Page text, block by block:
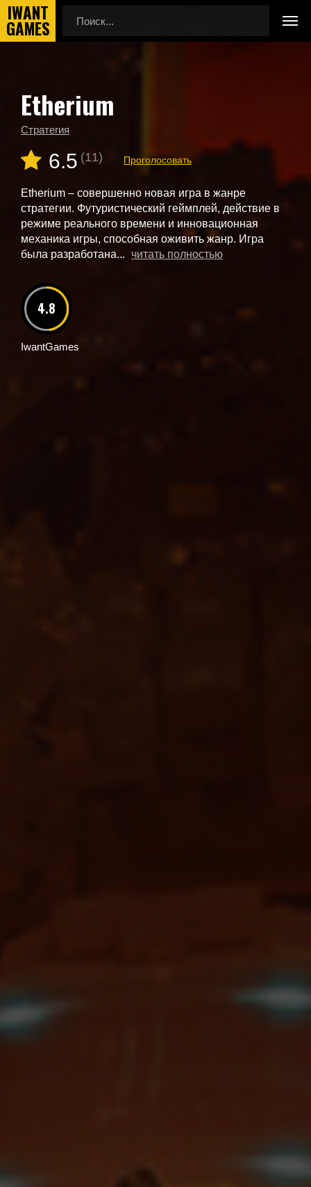
Главная
Новые игры
Etherium
Etherium
Стратегия
6.5 (11) Проголосовать
Etherium – совершенно новая игра в жанре
стратегии. Футуристический геймплей, действие в
режиме реального времени и инновационная
механика игры, способная оживить жанр. Игра
была разработана...
читать полностью
4.8
IwantGames